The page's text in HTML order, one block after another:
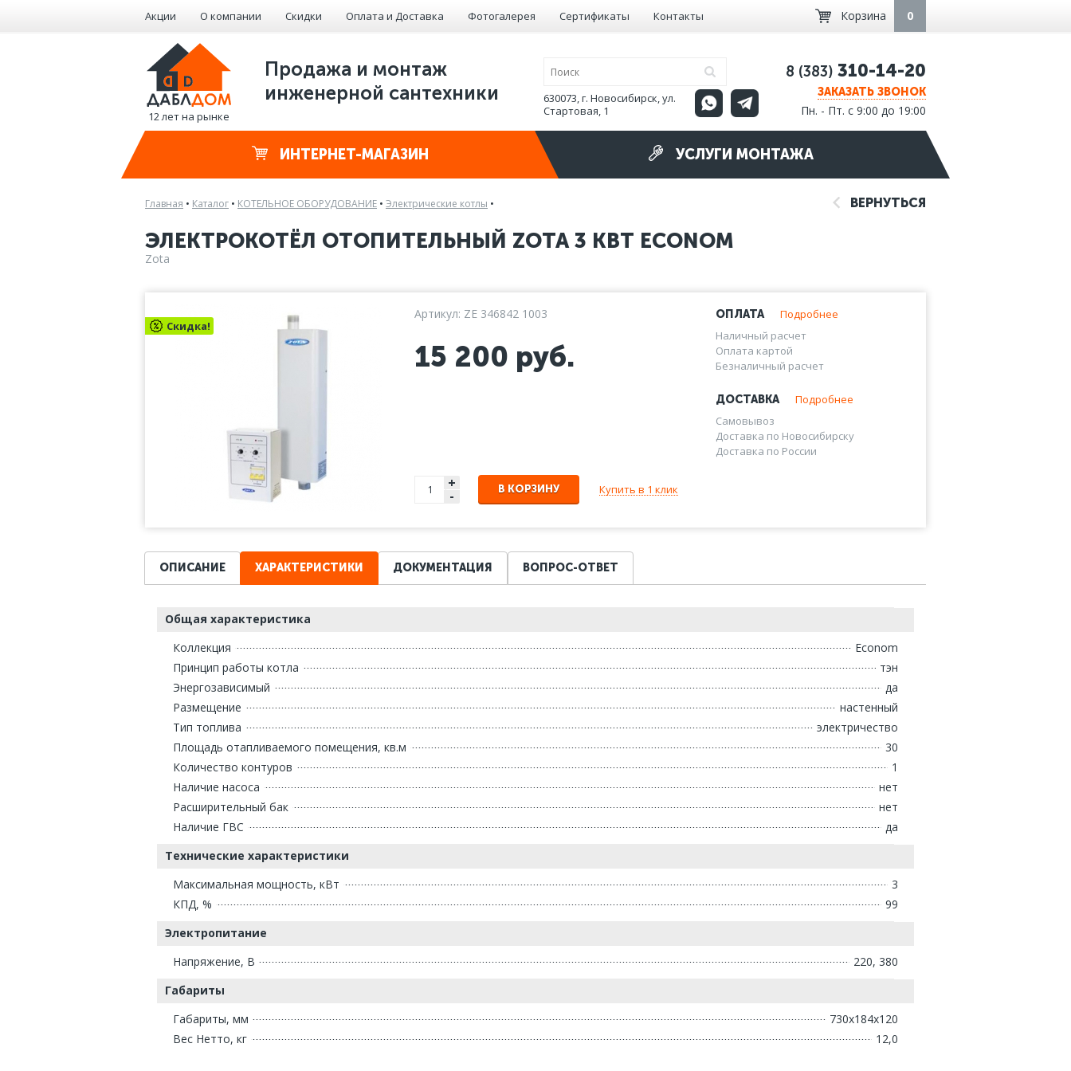
Акции О компании Скидки Оплата и Доставка Фотогалерея Сертификаты Контакты Корзина 0
12 лет на рынке
Продажа и монтаж
инженерной сантехники
630073, г. Новосибирск, ул.
Стартовая, 1
8 (383) 310-14-20
ЗАКАЗАТЬ ЗВОНОК
Пн. - Пт. с 9:00 до 19:00
ИНТЕРНЕТ-МАГАЗИН УСЛУГИ МОНТАЖА
Главная • Каталог • КОТЕЛЬНОЕ ОБОРУДОВАНИЕ • Электрические котлы • ВЕРНУТЬСЯ
ЭЛЕКТРОКОТЁЛ ОТОПИТЕЛЬНЫЙ ZOTA 3 КВТ ECONOM
Zota
Скидка!
Артикул: ZE 346842 1003
15 200 руб.
ОПЛАТА
Подробнее
Наличный расчет
Оплата картой
Безналичный расчет
ДОСТАВКА
Подробнее
Самовывоз
Доставка по Новосибирску
Доставка по России
+
- В КОРЗИНУ Купить в 1 клик
ОПИСАНИЕ ХАРАКТЕРИСТИКИ ДОКУМЕНТАЦИЯ ВОПРОС-ОТВЕТ
Общая характеристика
Коллекция
Econom
Принцип работы котла
тэн
Энергозависимый
да
Размещение
настенный
Тип топлива
электричество
Площадь отапливаемого помещения, кв.м
30
Количество контуров
1
Наличие насоса
нет
Расширительный бак
нет
Наличие ГВС
да
Технические характеристики
Максимальная мощность, кВт
3
КПД, %
99
Электропитание
Напряжение, В
220, 380
Габариты
Габариты, мм
730х184х120
Вес Нетто, кг
12,0